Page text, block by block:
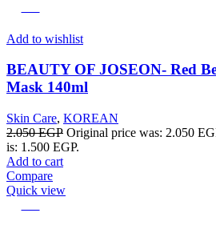
Add to wishlist
BEAUTY OF JOSEON- Red
Mask 140ml
Skin Care, KOREAN
2.050EGP Original price was: 2.050
is: 1.500 EGP.
Add to cart
Compare
Quick view